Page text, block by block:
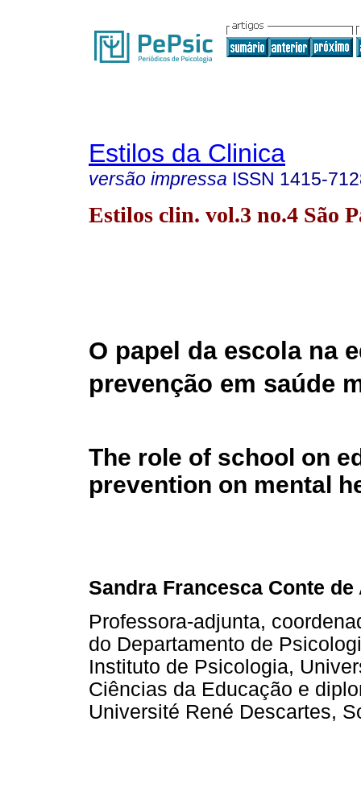
Estilos da Clinica
versão impressa ISSN 1415-
Estilos clin. vol.3 no.4 São
O papel da escola na
prevenção em saúde
The role of school on
prevention on mental
Sandra Francesca Conte de
Professora-adjunta,
do Departamento de
Instituto de Psicologia,
Ciências da Educação e
Université René Descartes,